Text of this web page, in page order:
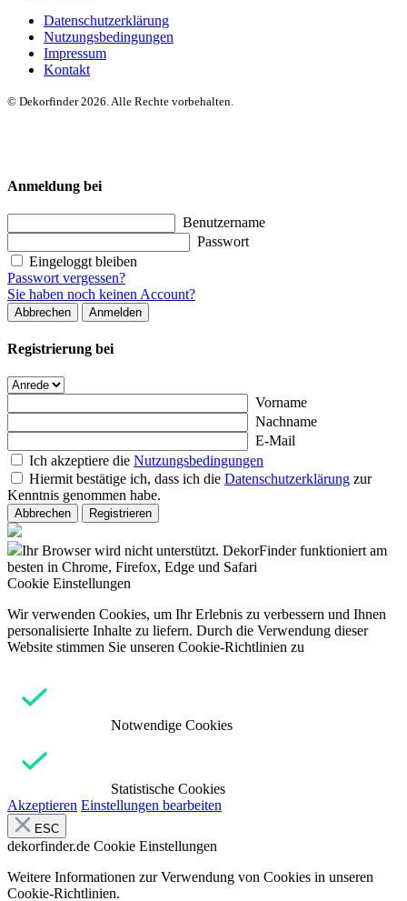
Datenschutzerklärung
Nutzungsbedingungen
Impressum
Kontakt
© Dekorfinder 2026. Alle Rechte vorbehalten.
Anmeldung bei
Benutzername
Passwort
Eingeloggt bleiben
Passwort vergessen?
Sie haben noch keinen Account?
Abbrechen Anmelden
Registrierung bei
Vorname
Nachname
E-Mail
Ich akzeptiere die Nutzungsbedingungen
Hiermit bestätige ich, dass ich die Datenschutzerklärung zur
Kenntnis genommen habe.
Abbrechen Registrieren
Ihr Browser wird nicht unterstützt. DekorFinder funktioniert am
besten in Chrome, Firefox, Edge und Safari
Cookie Einstellungen
Wir verwenden Cookies, um Ihr Erlebnis zu verbessern und Ihnen
personalisierte Inhalte zu liefern. Durch die Verwendung dieser
Website stimmen Sie unseren Cookie-Richtlinien zu
Notwendige Cookies
Statistische Cookies
Akzeptieren Einstellungen bearbeiten
ESC
dekorfinder.de Cookie Einstellungen
Weitere Informationen zur Verwendung von Cookies in unseren
Cookie-Richtlinien.